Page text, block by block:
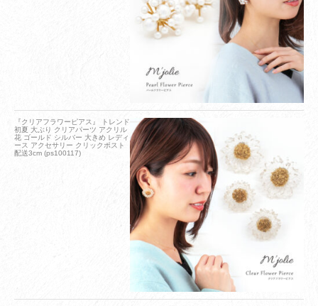
『クリアフラワーピアス』 トレンド
初夏 大ぶり クリアパーツ アクリル
花 ゴールド シルバー 大きめ レディ
ース アクセサリー クリックポスト
配送3cm (ps100117)